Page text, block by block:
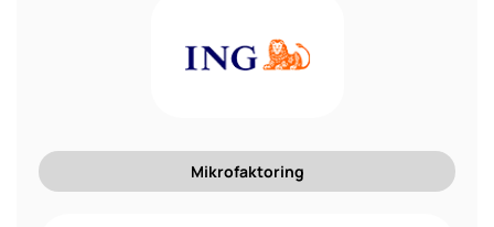
Mikrofaktoring